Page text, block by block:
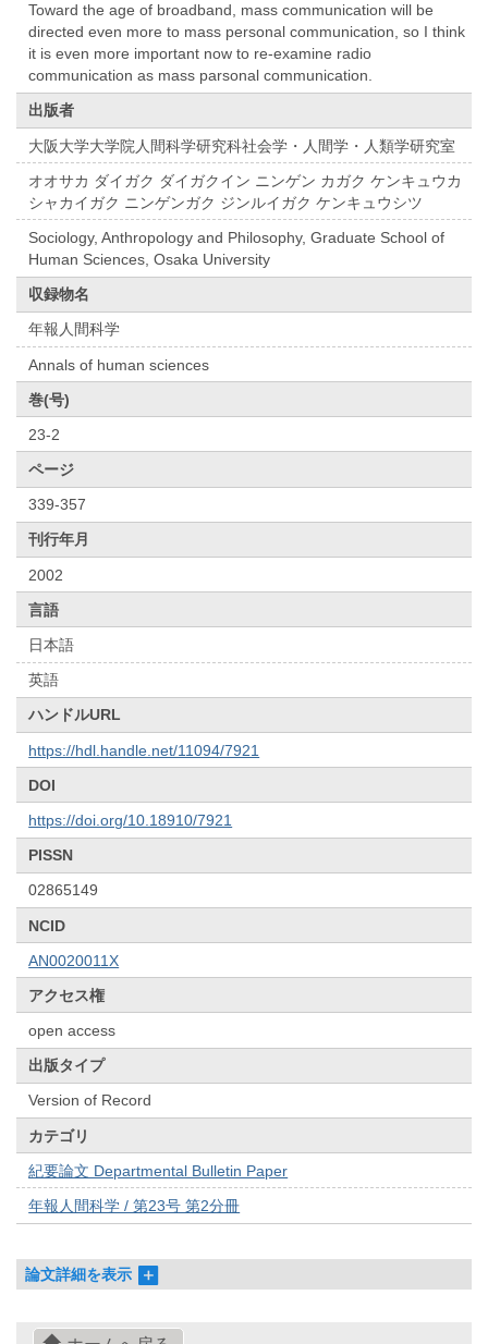
Toward the age of broadband, mass communication will be
directed even more to mass personal communication, so I think
it is even more important now to re-examine radio
communication as mass parsonal communication.
出版者
大阪大学大学院人間科学研究科社会学・人間学・人類学研究室
オオサカ ダイガク ダイガクイン ニンゲン カガク ケンキュウカ
シャカイガク ニンゲンガク ジンルイガク ケンキュウシツ
Sociology, Anthropology and Philosophy, Graduate School of
Human Sciences, Osaka University
収録物名
年報人間科学
Annals of human sciences
巻(号)
23-2
ページ
339-357
刊行年月
2002
言語
日本語
英語
ハンドルURL
https://hdl.handle.net/11094/7921
DOI
https://doi.org/10.18910/7921
PISSN
02865149
NCID
AN0020011X
アクセス権
open access
出版タイプ
Version of Record
カテゴリ
紀要論文 Departmental Bulletin Paper
年報人間科学 / 第23号 第2分冊
論文詳細を表示